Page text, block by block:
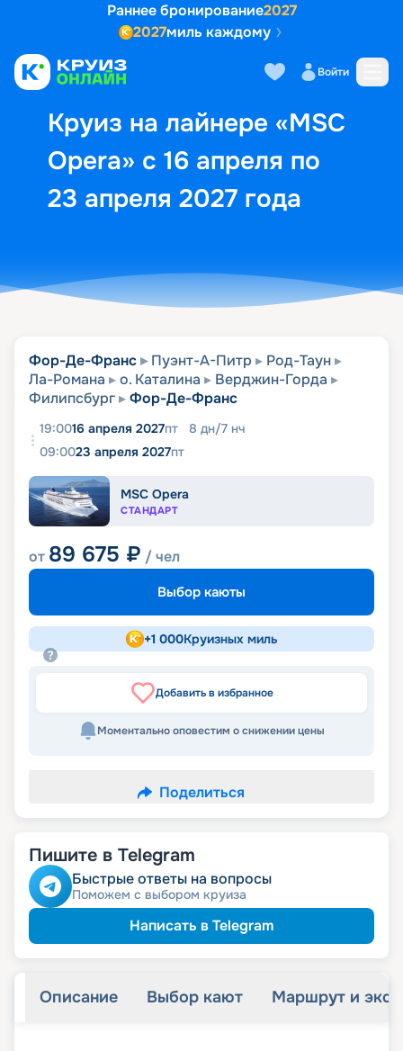
Раннее бронирование2027
2027миль каждому
Войти
Круиз на лайнере «MSC
Opera» с 16 апреля по
23 апреля 2027 года
Выбор кают Маршрут и
Фор-Де-Франс Пуэнт-А-Питр
Род-Таун
Ла-Романа
о. Каталина
Верджин-Горда
Филипсбург
Фор-Де-Франс
19:0016 апреля 2027пт 8 дн/7 нч
09:0023 апреля 2027пт
MSC Opera
СТАНДАРТ
от 89 675 ₽ / чел
Выбор каюты
+1 000Круизных миль
Добавить в избранное
Моментально оповестим о снижении цены
Поделиться
Пишите в Telegram
Быстрые ответы на вопросы
Поможем с выбором круиза
Написать в Telegram
Описание Выбор кают Маршрут и